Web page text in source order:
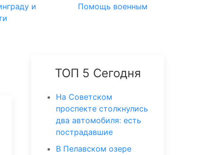
и
Помощь военным
ТОП 5 Сегодня
На Советском
проспекте столкнулись
два автомобиля: есть
пострадавшие
В Пелавском озере